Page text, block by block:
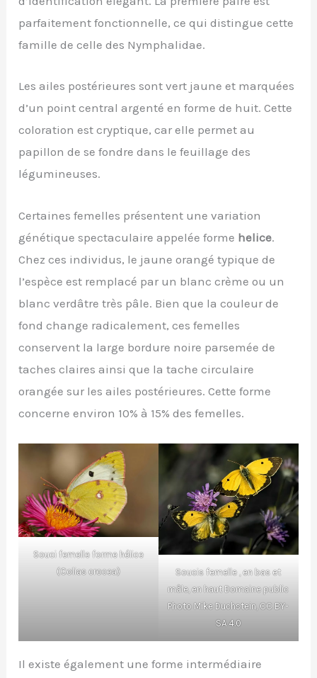
parfaitement fonctionnelle, ce qui distingue cette
famille de celle des Nymphalidae.
Les ailes postérieures sont vert jaune et marquées
d’un point central argenté en forme de huit. Cette
coloration est cryptique, car elle permet au
papillon de se fondre dans le feuillage des
légumineuses.
Certaines femelles présentent une variation
génétique spectaculaire appelée forme helice.
Chez ces individus, le jaune orangé typique de
l’espèce est remplacé par un blanc crème ou un
blanc verdâtre très pâle. Bien que la couleur de
fond change radicalement, ces femelles
conservent la large bordure noire parsemée de
taches claires ainsi que la tache circulaire
orangée sur les ailes postérieures. Cette forme
concerne environ 10% à 15% des femelles.
Souci femelle forme hélice
(Colias crocea)
Soucis femelle , en bas et
mâle, en hautDomaine public
PhotoMike Duchstein, CC BY-
SA 4.0
Il existe également une forme intermédiaire